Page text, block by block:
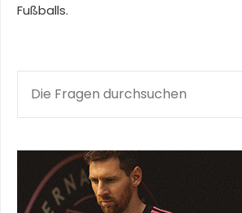
Fußballs.